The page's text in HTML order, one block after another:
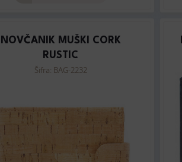
NOVČANIK MUŠKI CORK
RUSTIC
Šifra: BAG-2232